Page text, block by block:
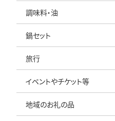
調味料・油
鍋セット
旅行
イベントやチケット等
地域のお礼の品